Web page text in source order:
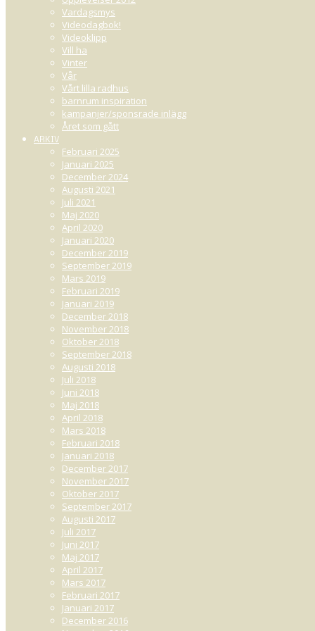
Vardagsmys
Videodagbok!
Videoklipp
Vill ha
Vinter
Vår
Vårt lilla radhus
barnrum inspiration
kampanjer/sponsrade inlägg
Året som gått
ARKIV
Februari 2025
Januari 2025
December 2024
Augusti 2021
Juli 2021
Maj 2020
April 2020
Januari 2020
December 2019
September 2019
Mars 2019
Februari 2019
Januari 2019
December 2018
November 2018
Oktober 2018
September 2018
Augusti 2018
Juli 2018
Juni 2018
Maj 2018
April 2018
Mars 2018
Februari 2018
Januari 2018
December 2017
November 2017
Oktober 2017
September 2017
Augusti 2017
Juli 2017
Juni 2017
Maj 2017
April 2017
Mars 2017
Februari 2017
Januari 2017
December 2016